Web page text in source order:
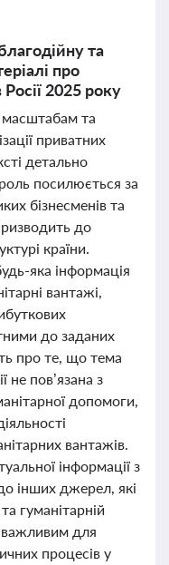
та
про
2025 року
масштабам та
приватних
детально
посилюється за
бізнесменів та
до
країни.
яка інформація
вантажі,
до заданих
про те, що тема
не пов’язана з
допомоги,
вантажів.
інформації з
інших джерел, які
гуманітарній
важливим для
процесів у